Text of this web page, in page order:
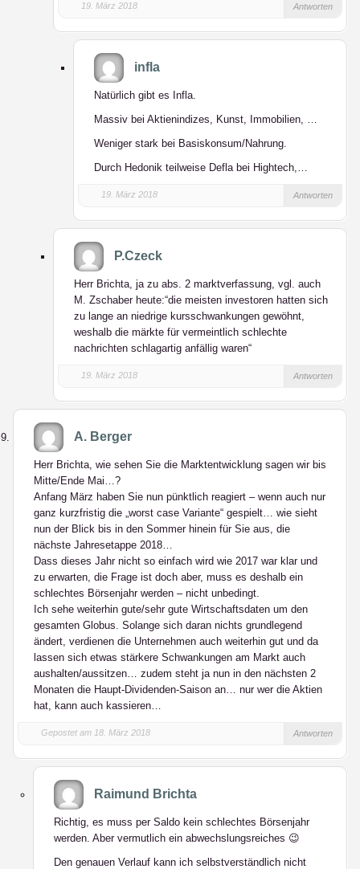
19. März 2018 Antworten
infla
Natürlich gibt es Infla.
Massiv bei Aktienindizes, Kunst, Immobilien, …
Weniger stark bei Basiskonsum/Nahrung.
Durch Hedonik teilweise Defla bei Hightech,…
19. März 2018 Antworten
P.Czeck
Herr Brichta, ja zu abs. 2 marktverfassung, vgl. auch
M. Zschaber heute:“die meisten investoren hatten sich
zu lange an niedrige kursschwankungen gewöhnt,
weshalb die märkte für vermeintlich schlechte
nachrichten schlagartig anfällig waren“
19. März 2018 Antworten
A. Berger
Herr Brichta, wie sehen Sie die Marktentwicklung sagen wir bis
Mitte/Ende Mai…?
Anfang März haben Sie nun pünktlich reagiert – wenn auch nur
ganz kurzfristig die „worst case Variante“ gespielt… wie sieht
nun der Blick bis in den Sommer hinein für Sie aus, die
nächste Jahresetappe 2018…
Dass dieses Jahr nicht so einfach wird wie 2017 war klar und
zu erwarten, die Frage ist doch aber, muss es deshalb ein
schlechtes Börsenjahr werden – nicht unbedingt.
Ich sehe weiterhin gute/sehr gute Wirtschaftsdaten um den
gesamten Globus. Solange sich daran nichts grundlegend
ändert, verdienen die Unternehmen auch weiterhin gut und da
lassen sich etwas stärkere Schwankungen am Markt auch
aushalten/aussitzen… zudem steht ja nun in den nächsten 2
Monaten die Haupt-Dividenden-Saison an… nur wer die Aktien
hat, kann auch kassieren…
Gepostet am 18. März 2018 Antworten
Raimund Brichta
Richtig, es muss per Saldo kein schlechtes Börsenjahr
werden. Aber vermutlich ein abwechslungsreiches 😉
Den genauen Verlauf kann ich selbstverständlich nicht